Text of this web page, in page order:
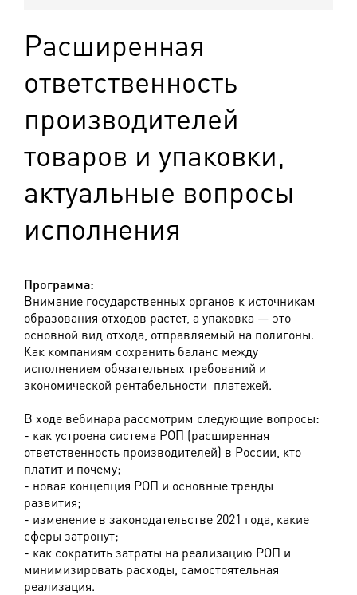
Расширенная
ответственность
производителей
товаров и упаковки,
актуальные вопросы
исполнения
Программа:
Внимание государственных органов к источникам
образования отходов растет, а упаковка — это
основной вид отхода, отправляемый на полигоны.
Как компаниям сохранить баланс между
исполнением обязательных требований и
экономической рентабельности платежей.
В ходе вебинара рассмотрим следующие вопросы:
- как устроена система РОП (расширенная
ответственность производителей) в России, кто
платит и почему;
- новая концепция РОП и основные тренды
развития;
- изменение в законодательстве 2021 года, какие
сферы затронут;
- как сократить затраты на реализацию РОП и
минимизировать расходы, самостоятельная
реализация.